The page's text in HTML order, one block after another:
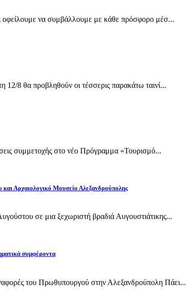
οφείλουμε να συμβάλλουμε με κάθε πρόσφορο μέσ...
8 θα προβληθούν οι τέσσερις παρακάτω ταινί...
συμμετοχής στο νέο Πρόγραμμα «Τουρισμό...
Αρχαιολογικό Μουσείο Αλεξανδρούπολης
σε μια ξεχωριστή βραδιά Αυγουστιάτικης...
συμφέροντα
του Πρωθυπουργού στην Αλεξανδρούπολη Πάει...